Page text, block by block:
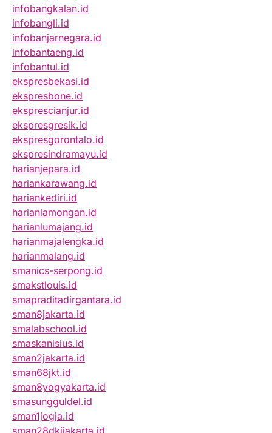
infobangkalan.id
infobangli.id
infobanjarnegara.id
infobantaeng.id
infobantul.id
ekspresbekasi.id
ekspresbone.id
eksprescianjur.id
ekspresgresik.id
ekspresgorontalo.id
ekspresindramayu.id
harianjepara.id
hariankarawang.id
hariankediri.id
harianlamongan.id
harianlumajang.id
harianmajalengka.id
harianmalang.id
smanics-serpong.id
smakstlouis.id
smapraditadirgantara.id
sman8jakarta.id
smalabschool.id
smaskanisius.id
sman2jakarta.id
sman68jkt.id
sman8yogyakarta.id
smasungguldel.id
sman1jogja.id